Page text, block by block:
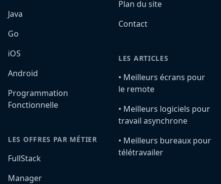
Java
Go
iOS
Android
Programmation
Fonctionnelle
LES OFFRES PAR MÉTIER
FullStack
Manager
Plan du site
Contact
LES ARTICLES
•️ Meilleurs écrans pour
le remote
•️ Meilleurs logiciels pour
travail asynchrone
•️ Meilleurs bureaux pour
télétravailer